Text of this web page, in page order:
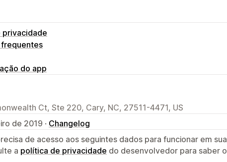
privacidade
do app
Ct, Ste 220, Cary, NC, 27511-4471, US
de 2019 · Changelog
de acesso aos seguintes dados para funcionar em sua
a política de privacidade do desenvolvedor para saber o